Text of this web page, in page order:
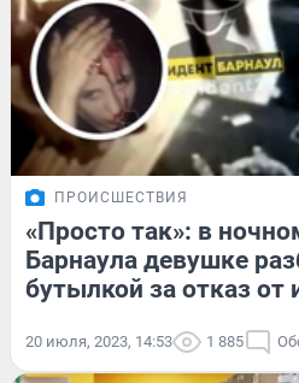
ПРОИСШЕСТВИЯ
«Просто так»: в
Барнаула девушке
бутылкой за отказ от
20 июля, 2023, 14:53 1 885